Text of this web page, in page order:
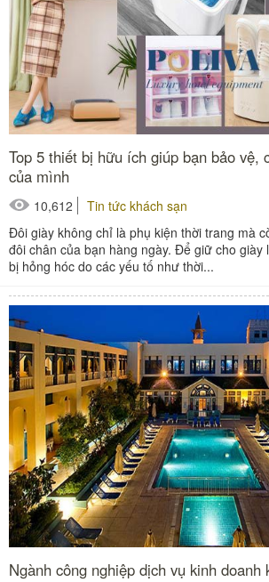
Top 5 thiết bị hữu ích giúp bạn bảo vệ,
của mình
10,612
Tin tức khách sạn
Đôi giày không chỉ là phụ kiện thời trang mà
đôi chân của bạn hàng ngày. Để giữ cho giày
bị hỏng hóc do các yếu tố như thời...
Ngành công nghiệp dịch vụ kinh doanh